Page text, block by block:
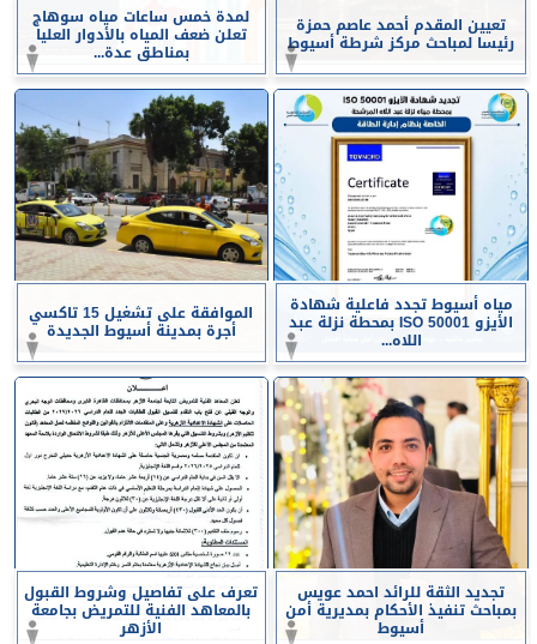
تعيين المقدم أحمد عاصم حمزة
رئيسا لمباحث مركز شرطة أسيوط
لمدة خمس ساعات مياه سوهاج
تعلن ضعف المياه بالأدوار العليا
بمناطق عدة...
مياه أسيوط تجدد فاعلية شهادة
الأيزو ISO 50001 بمحطة نزلة عبد
اللاه...
الموافقة على تشغيل 15 تاكسي
أجرة بمدينة أسيوط الجديدة
تجديد الثقة للرائد احمد عويس
بمباحث تنفيذ الأحكام بمديرية أمن
أسيوط
تعرف على تفاصيل وشروط القبول
بالمعاهد الفنية للتمريض بجامعة
الأزهر